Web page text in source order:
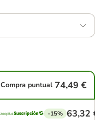
Compra puntual 74,49 €
-15% 63,32